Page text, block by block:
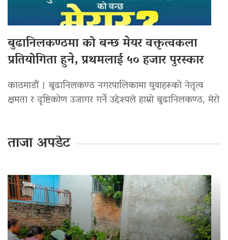
बुढानिलकण्ठमा को बन्छ मेयर वक्तृत्वकला
प्रतियोगिता हुने, प्रथमलाई ५० हजार पुरस्कार
काठमाडौं । बुढानिलकण्ठ नगरपालिकामा युवाहरूको नेतृत्व
क्षमता र दृष्टिकोण उजागर गर्ने उद्देश्यले हाम्रो बुढानिलकण्ठ, मेरो
ताजा अपडेट